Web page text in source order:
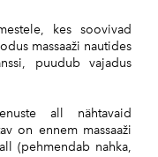
kes soovivad
massaaži nautides
puudub vajadus
all nähtavaid
on ennem massaaži
(pehmendab nahka,